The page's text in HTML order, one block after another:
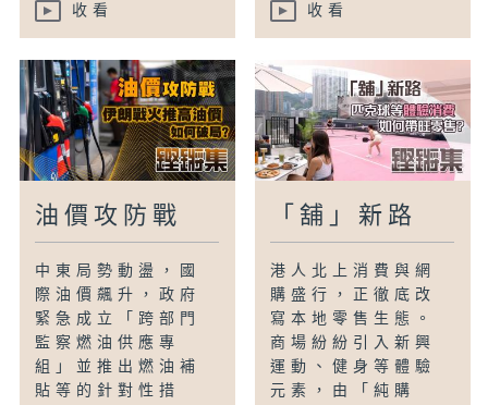
收看 收看
油價攻防戰
中東局勢動盪，國
際油價飆升，政府
緊急成立「跨部門
監察燃油供應專
組」並推出燃油補
貼等的針對性措
「舖」新路
港人北上消費與網
購盛行，正徹底改
寫本地零售生態。
商場紛紛引入新興
運動、健身等體驗
元素，由「純購